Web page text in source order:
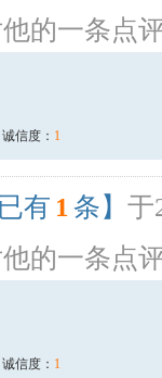
的一条点
诚信度： 1
已有 1 条】 于
的一条点
诚信度： 1